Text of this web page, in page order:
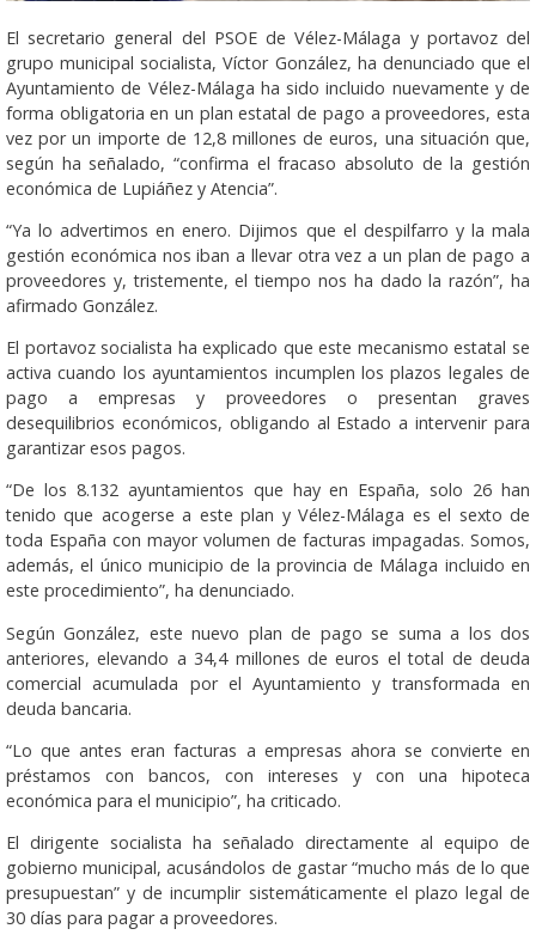
El secretario general del PSOE de Vélez-Málaga y portavoz del
grupo municipal socialista, Víctor González, ha denunciado que el
Ayuntamiento de Vélez-Málaga ha sido incluido nuevamente y de
forma obligatoria en un plan estatal de pago a proveedores, esta
vez por un importe de 12,8 millones de euros, una situación que,
según ha señalado, “confirma el fracaso absoluto de la gestión
económica de Lupiáñez y Atencia”.
“Ya lo advertimos en enero. Dijimos que el despilfarro y la mala
gestión económica nos iban a llevar otra vez a un plan de pago a
proveedores y, tristemente, el tiempo nos ha dado la razón”, ha
afirmado González.
El portavoz socialista ha explicado que este mecanismo estatal se
activa cuando los ayuntamientos incumplen los plazos legales de
pago a empresas y proveedores o presentan graves
desequilibrios económicos, obligando al Estado a intervenir para
garantizar esos pagos.
“De los 8.132 ayuntamientos que hay en España, solo 26 han
tenido que acogerse a este plan y Vélez-Málaga es el sexto de
toda España con mayor volumen de facturas impagadas. Somos,
además, el único municipio de la provincia de Málaga incluido en
este procedimiento”, ha denunciado.
Según González, este nuevo plan de pago se suma a los dos
anteriores, elevando a 34,4 millones de euros el total de deuda
comercial acumulada por el Ayuntamiento y transformada en
deuda bancaria.
“Lo que antes eran facturas a empresas ahora se convierte en
préstamos con bancos, con intereses y con una hipoteca
económica para el municipio”, ha criticado.
El dirigente socialista ha señalado directamente al equipo de
gobierno municipal, acusándolos de gastar “mucho más de lo que
presupuestan” y de incumplir sistemáticamente el plazo legal de
30 días para pagar a proveedores.